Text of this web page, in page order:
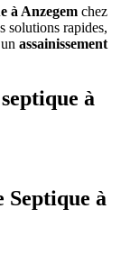
à Anzegem chez
solutions rapides,
assainissement
à
Septique à